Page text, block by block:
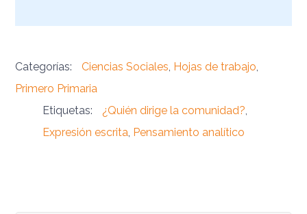
Categorías: Ciencias Sociales Hojas de trabajo
Primero Primaria
Etiquetas:
¿Quién dirige la comunidad?
Expresión escrita Pensamiento analítico